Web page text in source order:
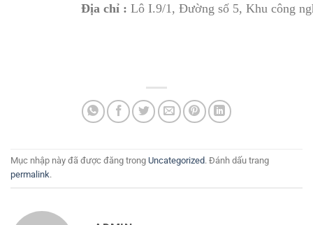
Địa chỉ : Lô I.9/1, Đường số 5, Khu công
Mục nhập này đã được đăng trong Uncategorized. Đánh dấu trang
permalink.